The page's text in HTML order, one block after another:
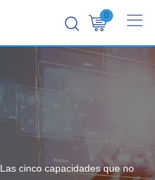
0
Las cinco capacidades que no